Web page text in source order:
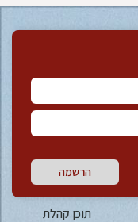
הרשמה
תוכן קהלת